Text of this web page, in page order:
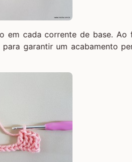
em cada corrente de base.
garantir um acabamento